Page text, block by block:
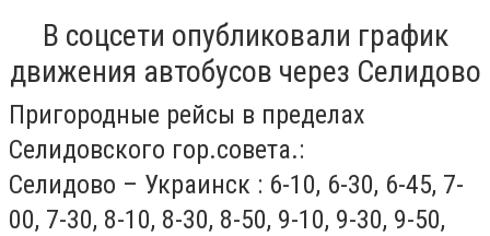
В соцсети опубликовали график
движения автобусов через Селидово
Пригородные рейсы в пределах
Селидовского гор.совета.:
Селидово – Украинск : 6-10, 6-30, 6-45, 7-
00, 7-30, 8-10, 8-30, 8-50, 9-10, 9-30, 9-50,